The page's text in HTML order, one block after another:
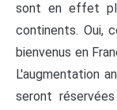
sont en effet
continents. Oui,
bienvenus en
L'augmentation
seront